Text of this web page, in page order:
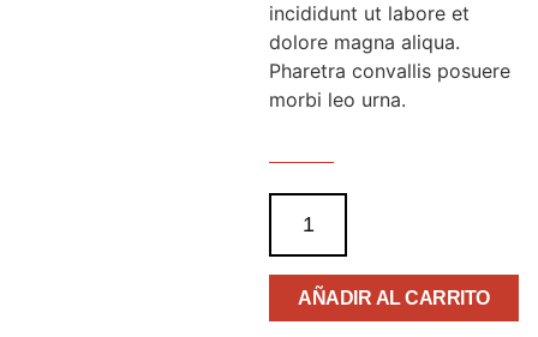
incididunt ut labore et
dolore magna aliqua.
Pharetra convallis posuere
morbi leo urna.
AÑADIR AL CARRITO